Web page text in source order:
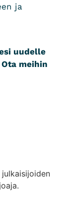
ja
uudelle
meihin